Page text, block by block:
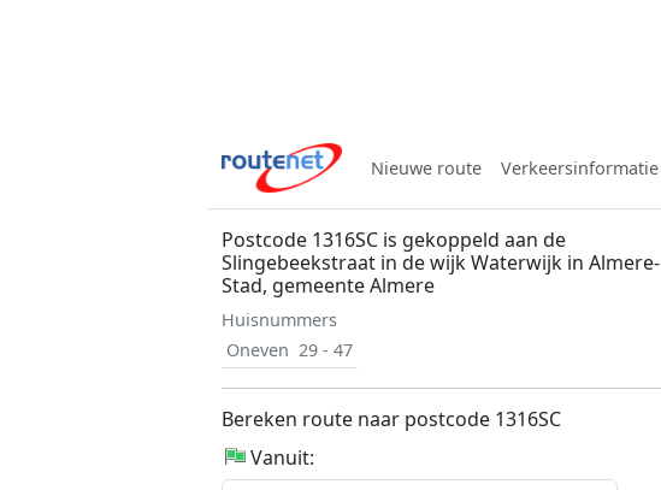
Nieuwe route Verkeersinformatie
Postcode 1316SC is gekoppeld aan de
Slingebeekstraat in de wijk Waterwijk in Almere-
Stad, gemeente Almere
Huisnummers
Oneven 29 - 47
Bereken route naar postcode 1316SC
Vanuit: